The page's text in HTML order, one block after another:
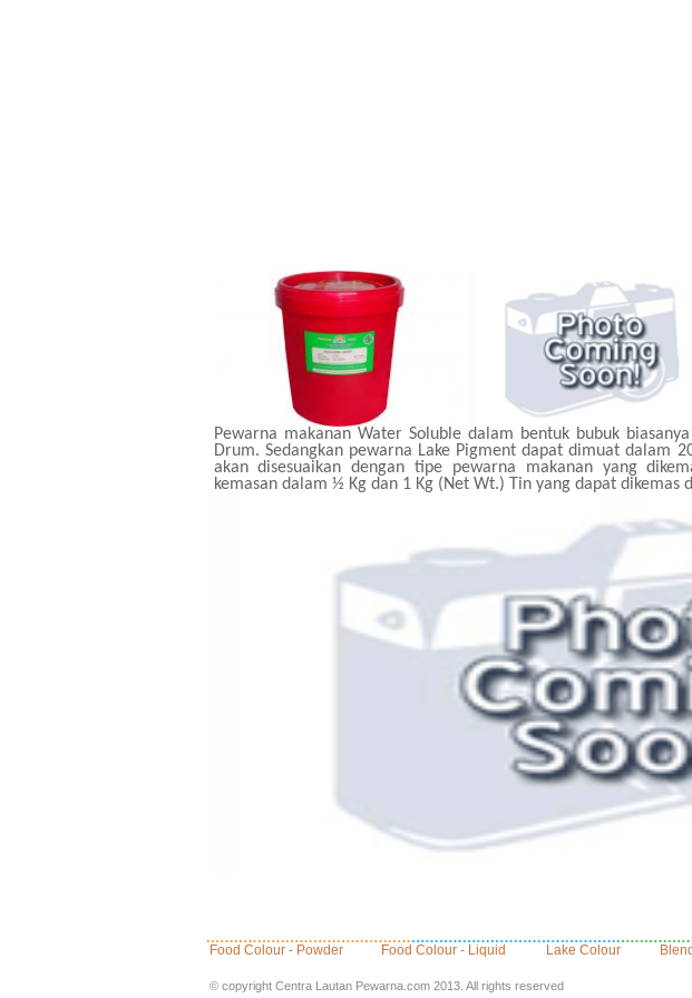
Pewarna makanan Water Soluble dalam bentuk bubuk
Drum. Sedangkan pewarna Lake Pigment dapat dimuat dalam
akan disesuaikan dengan tipe pewarna makanan yang
kemasan dalam ½ Kg dan 1 Kg (Net Wt.) Tin yang dapat dikemas
Food Colour - Powder Food Colour - Liquid Lake Colour
© copyright Centra Lautan Pewarna.com 2013. All rights reserved